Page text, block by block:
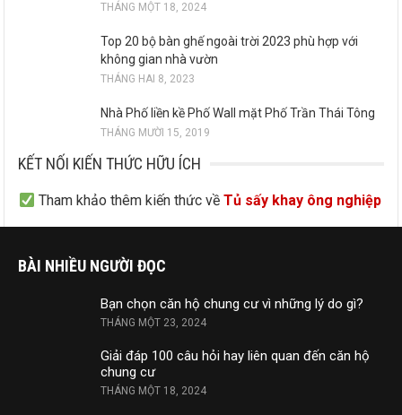
THÁNG MỘT 18, 2024
Top 20 bộ bàn ghế ngoài trời 2023 phù hợp với
không gian nhà vườn
THÁNG HAI 8, 2023
Nhà Phố liền kề Phố Wall mặt Phố Trần Thái Tông
THÁNG MƯỜI 15, 2019
KẾT NỐI KIẾN THỨC HỮU ÍCH
Tham khảo thêm kiến thức về Tủ sấy khay ông nghiệp
BÀI NHIỀU NGƯỜI ĐỌC
Bạn chọn căn hộ chung cư vì những lý do gì?
THÁNG MỘT 23, 2024
Giải đáp 100 câu hỏi hay liên quan đến căn hộ
chung cư
THÁNG MỘT 18, 2024